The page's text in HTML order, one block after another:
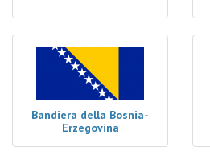
Bandiera della Bosnia-
Erzegovina